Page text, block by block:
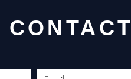
CONTACT